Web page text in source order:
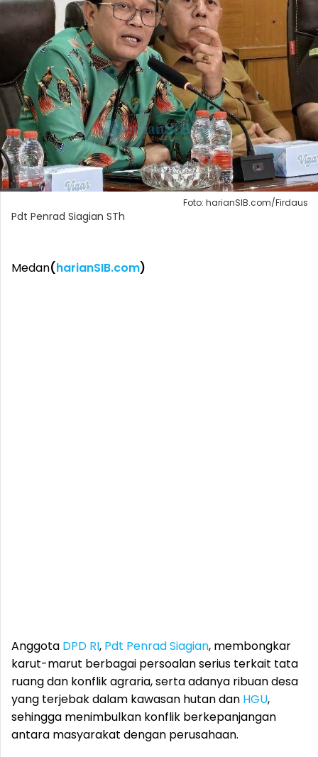
Foto: harianSIB.com/Firdaus
Pdt Penrad Siagian STh
Medan(harianSIB.com)
Anggota DPD RI, Pdt Penrad Siagian, membongkar
karut-marut berbagai persoalan serius terkait tata
ruang dan konflik agraria, serta adanya ribuan desa
yang terjebak dalam kawasan hutan dan HGU,
sehingga menimbulkan konflik berkepanjangan
antara masyarakat dengan perusahaan.